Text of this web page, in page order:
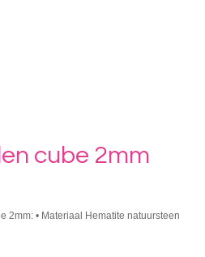
cube 2mm
2mm: • Materiaal Hematite natuursteen